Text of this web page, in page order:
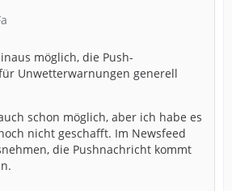
möglich, die Push-
Unwetterwarnungen generell
schon möglich, aber ich habe es
nicht geschafft. Im Newsfeed
die Pushnachricht kommt